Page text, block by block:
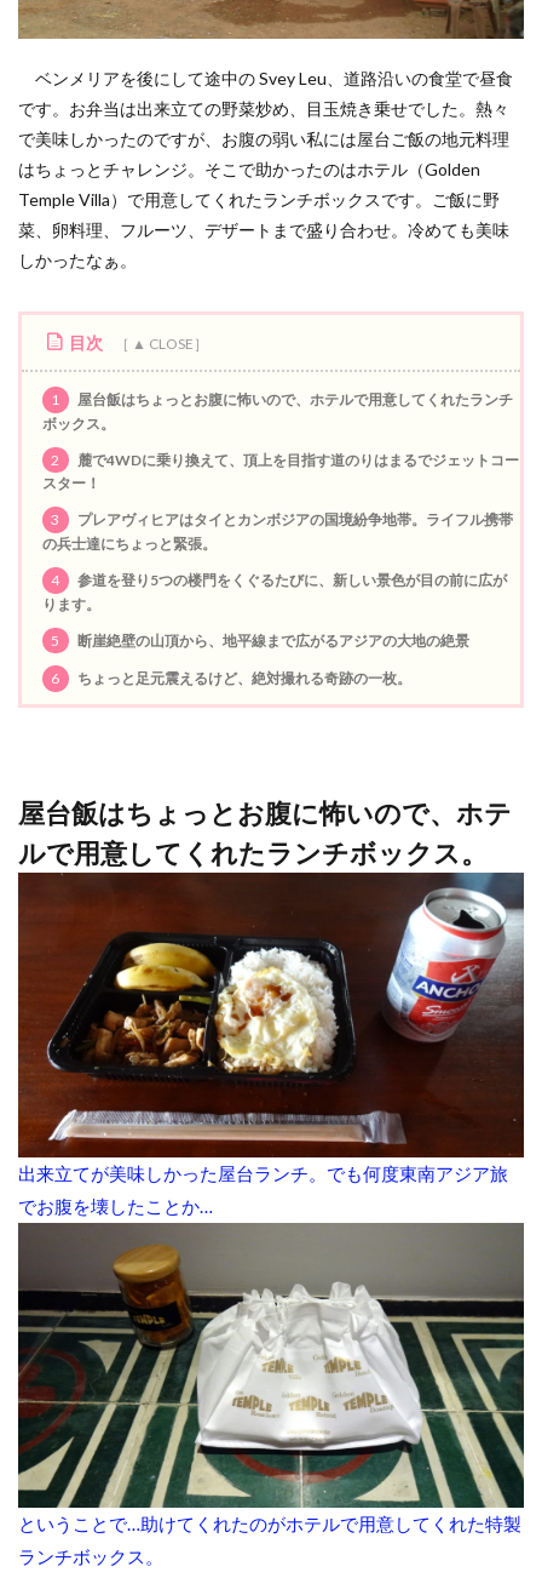
ベンメリアを後にして途中の Svey Leu、道路沿いの食堂で昼食
です。お弁当は出来立ての野菜炒め、目玉焼き乗せでした。熱々
で美味しかったのですが、お腹の弱い私には屋台ご飯の地元料理
はちょっとチャレンジ。そこで助かったのはホテル（Golden
Temple Villa）で用意してくれたランチボックスです。ご飯に野
菜、卵料理、フルーツ、デザートまで盛り合わせ。冷めても美味
しかったなぁ。
目次
1
屋台飯はちょっとお腹に怖いので、ホテルで用意してくれたランチ
ボックス。
2
麓で4WDに乗り換えて、頂上を目指す道のりはまるでジェットコー
スター！
3
プレアヴィヒアはタイとカンボジアの国境紛争地帯。ライフル携帯
の兵士達にちょっと緊張。
4
参道を登り5つの楼門をくぐるたびに、新しい景色が目の前に広が
ります。
5
断崖絶壁の山頂から、地平線まで広がるアジアの大地の絶景
6 ちょっと足元震えるけど、絶対撮れる奇跡の一枚。
屋台飯はちょっとお腹に怖いので、ホテ
ルで用意してくれたランチボックス。
出来立てが美味しかった屋台ランチ。でも何度東南アジア旅
でお腹を壊したことか…
ということで…助けてくれたのがホテルで用意してくれた特製
ランチボックス。